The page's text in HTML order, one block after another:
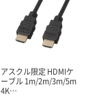
アスクル限定 HDMIケ
ーブル 1m/2m/3m/5m
4K…